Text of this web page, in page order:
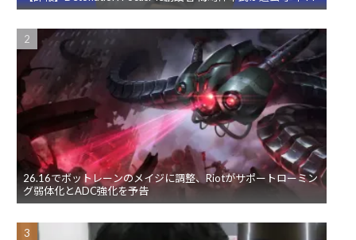
26.16でボットレーンのメイジに調整、Riotがサポートローミン
グ弱体化とADC強化を予告